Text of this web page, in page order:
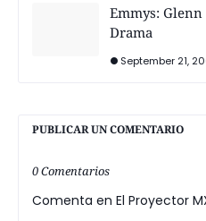
Emmys:
Drama
September 21,
PUBLICAR UN COMENTARIO
0 Comentarios
Comenta en El Proyector